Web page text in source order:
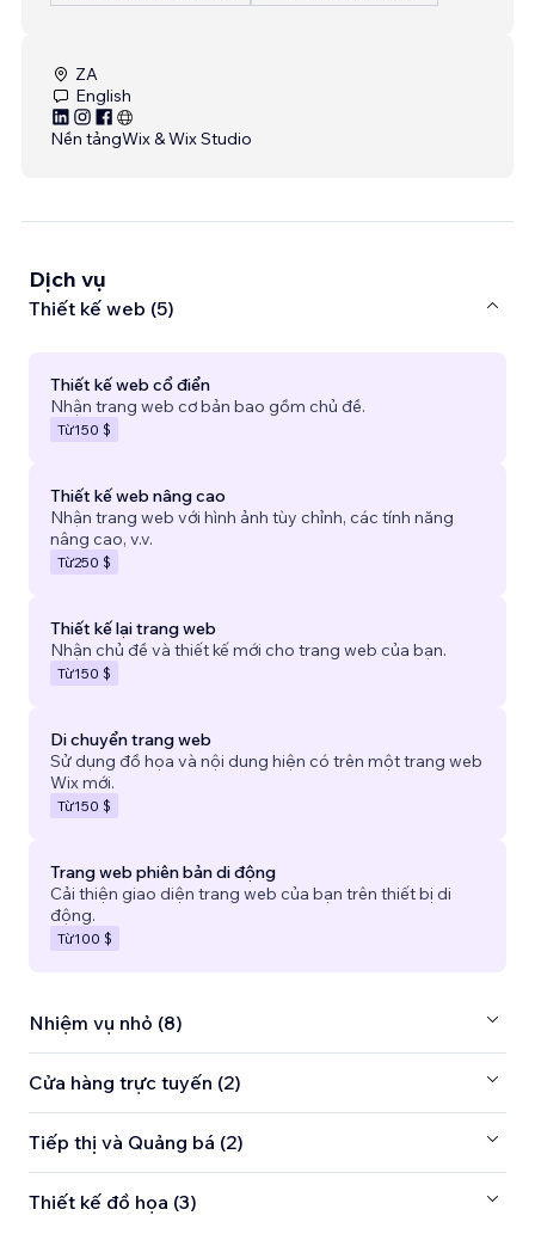
ZA
English
Nền tảngWix & Wix Studio
Dịch vụ
Thiết kế web (5)
Thiết kế web cổ điển
Nhận trang web cơ bản bao gồm chủ đề.
Từ150 $
Thiết kế web nâng cao
Nhận trang web với hình ảnh tùy chỉnh, các tính năng
nâng cao, v.v.
Từ250 $
Thiết kế lại trang web
Nhận chủ đề và thiết kế mới cho trang web của bạn.
Từ150 $
Di chuyển trang web
Sử dụng đồ họa và nội dung hiện có trên một trang web
Wix mới.
Từ150 $
Trang web phiên bản di động
Cải thiện giao diện trang web của bạn trên thiết bị di
động.
Từ100 $
Nhiệm vụ nhỏ (8)
Cửa hàng trực tuyến (2)
Tiếp thị và Quảng bá (2)
Thiết kế đồ họa (3)